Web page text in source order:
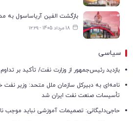
بازگشت الفین آریاساسول به مدار
18 مرداد 1405 - ۱۲:۲۹
سیاسی
بازدید رئیس‌جمهور از وزارت نفت/ تأکید بر
نامه‌ای به دبیرکل سازمان ملل متحد: وزیر
تأسیسات صنعت نفت ایران شد
حاجی‌دلیگانی: تصمیمات آموزشی نباید موجب